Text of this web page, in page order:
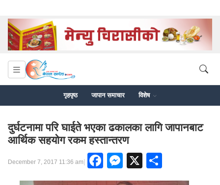
गृहपृष्ठ जापान समाचार विशेष
दुर्घटनामा परि घाईते भएका ढकालका लागि जापानबाट
आर्थिक सहयोग रकम हस्तान्तरण
December 7, 2017 11:36 am| Facebook
Messenger
X